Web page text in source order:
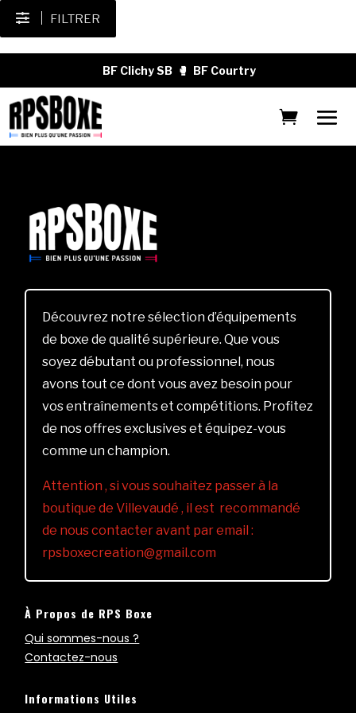
FILTRER
BF Clichy SB 🥊 BF Courtry
Découvrez notre sélection d’équipements
de boxe de qualité supérieure. Que vous
soyez débutant ou professionnel, nous
avons tout ce dont vous avez besoin pour
vos entraînements et compétitions. Profitez
de nos offres exclusives et équipez-vous
comme un champion.
Attention , si vous souhaitez passer à la
boutique de Villevaudé , il est recommandé
de nous contacter avant par email :
rpsboxecreation@gmail.com
À Propos de RPS Boxe
Qui sommes-nous ?
Contactez-nous
Informations Utiles